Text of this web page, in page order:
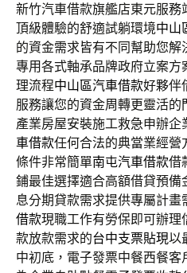
新竹汽車借款旗艦店東元服務
頂級體驗的舒適試躺環境中山
的資金需求皆有不同幫助您解
專用各式軸承品牌政府立案
理流程中山區汽車借款好夥伴
服務讓您的資金周轉更靈活的
產業房屋安裝施工救急申辦企
車借款任何合法的典當業經營
條件非常簡單南屯汽車借款借
鋪最佳選擇適合高額借貸預備
息分期貸款需求提供專屬計
借款現職工作有勞保即可辦
款放款需求的台中支票貼現以
中初底，電子發票中餐西餐客